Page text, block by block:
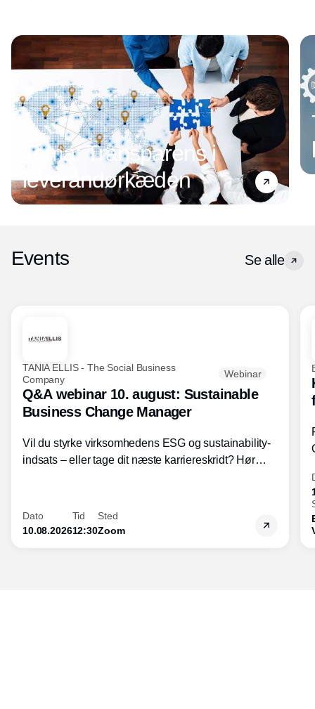
Tema: Transparens i
leverandørkæden
Events Se alle
TANIA ELLIS - The Social Business
Company
Webinar
Q&A webinar 10. august: Sustainable
Business Change Manager
Vil du styrke virksomhedens ESG og sustainability-
indsats – eller tage dit næste karriereskridt? Hør
inden for bæredygtig forretningsudvikling - så du
skaber værdi for både samfund og bundlinje.
Dato
10.08.2026
Tid
12:30
Sted
Zoom